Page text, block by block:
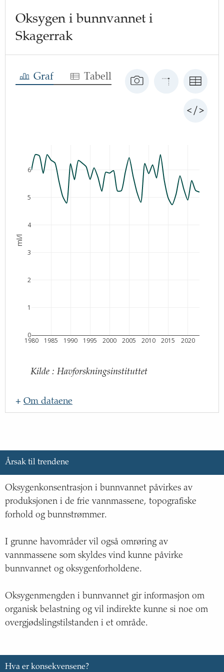
Oksygen i bunnvannet i
Skagerrak
Graf Tabell
1980 1985 1990 1995 2000 2005 2010 2015 2020
0
1
2
3
4
5
6
ml/l
Kilde : Havforskningsinstituttet
+ Om dataene
Kilde:
Lenke til kilde
Beskrivelse:
Årsak til trendene
Oksygenkonsentrasjon i bunnvannet påvirkes av
produksjonen i de frie vannmassene, topografiske
forhold og bunnstrømmer.
I grunne havområder vil også omrøring av
vannmassene som skyldes vind kunne påvirke
bunnvannet og oksygenforholdene.
Oksygenmengden i bunnvannet gir informasjon om
organisk belastning og vil indirekte kunne si noe om
overgjødslingstilstanden i et område.
Hva er konsekvensene?